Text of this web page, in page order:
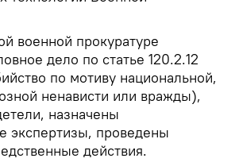
военной прокуратуре
дело по статье 120.2.12
по мотиву национальной,
ненависти или вражды),
назначены
экспертизы, проведены
действия.